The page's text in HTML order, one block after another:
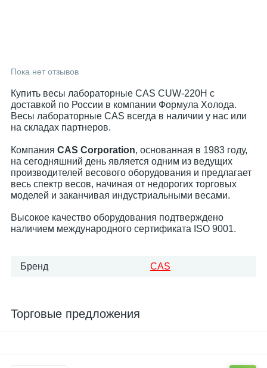
Пока нет отзывов
Купить весы лабораторные CAS CUW-220H с
доставкой по России в компании Формула Холода.
Весы лабораторные CAS всегда в наличии у нас или
на складах партнеров.
Компания CAS Corporation, основанная в 1983 году,
на сегодняшний день является одним из ведущих
производителей весового оборудования и предлагает
весь спектр весов, начиная от недорогих торговых
моделей и заканчивая индустриальными весами.
Высокое качество оборудования подтверждено
наличием международного сертификата ISO 9001.
Бренд CAS
Торговые предложения